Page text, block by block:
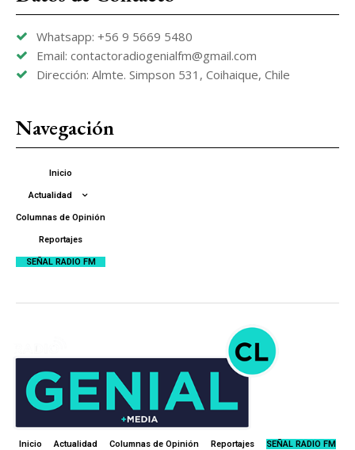
Whatsapp: +56 9 5669 5480
Email: contactoradiogenialfm@gmail.com
Dirección: Almte. Simpson 531, Coihaique, Chile
Navegación
Inicio
Actualidad
Columnas de Opinión
Reportajes
SEÑAL RADIO FM
Inicio Actualidad Columnas de Opinión Reportajes SEÑAL RADIO FM